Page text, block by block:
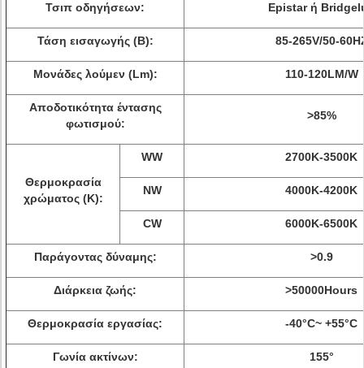
Τσιπ οδηγήσεων: Epistar ή
Τάση εισαγωγής (Β): 85-265V/50-
Μονάδες λούμεν (Lm): 110-120LM/W
Αποδοτικότητα έντασης
φωτισμού:
>85%
Θερμοκρασία
χρώματος (Κ):
WW 2700K-3500K
NW 4000K-4200K
CW 6000K-6500K
Παράγοντας δύναμης: >0.9
Διάρκεια ζωής: >50000Hours
Θερμοκρασία εργασίας: -40°C~ +55°C
Γωνία ακτίνων: 155°